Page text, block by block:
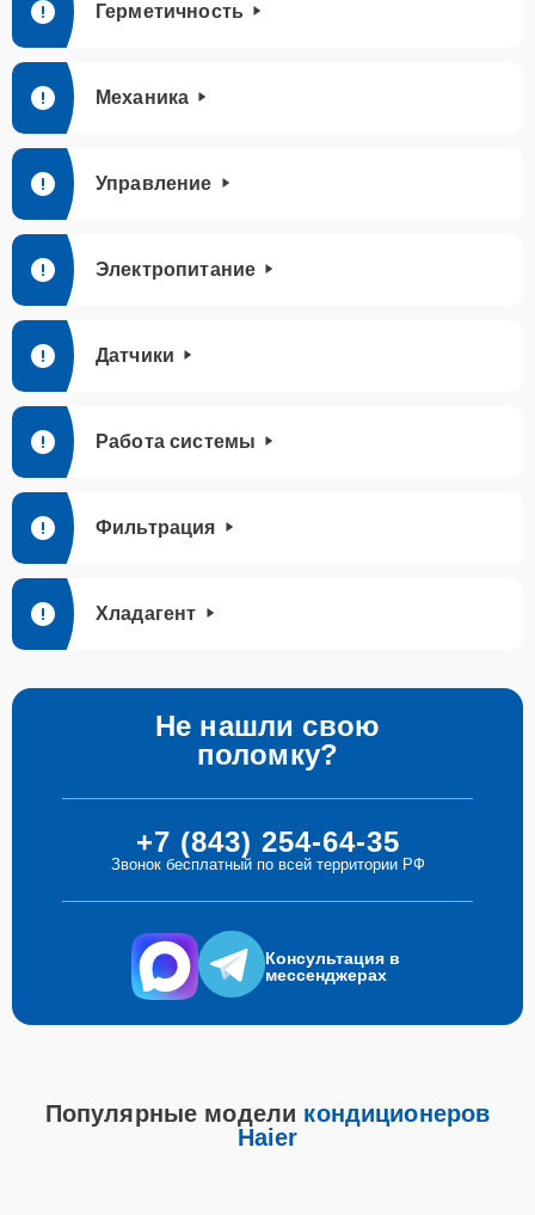
Герметичность
Механика
Управление
Электропитание
Датчики
Работа системы
Фильтрация
Хладагент
Не нашли свою
поломку?
+7 (843) 254-64-35
Звонок бесплатный по всей территории РФ
Консультация в
мессенджерах
Популярные модели кондиционеров
Haier